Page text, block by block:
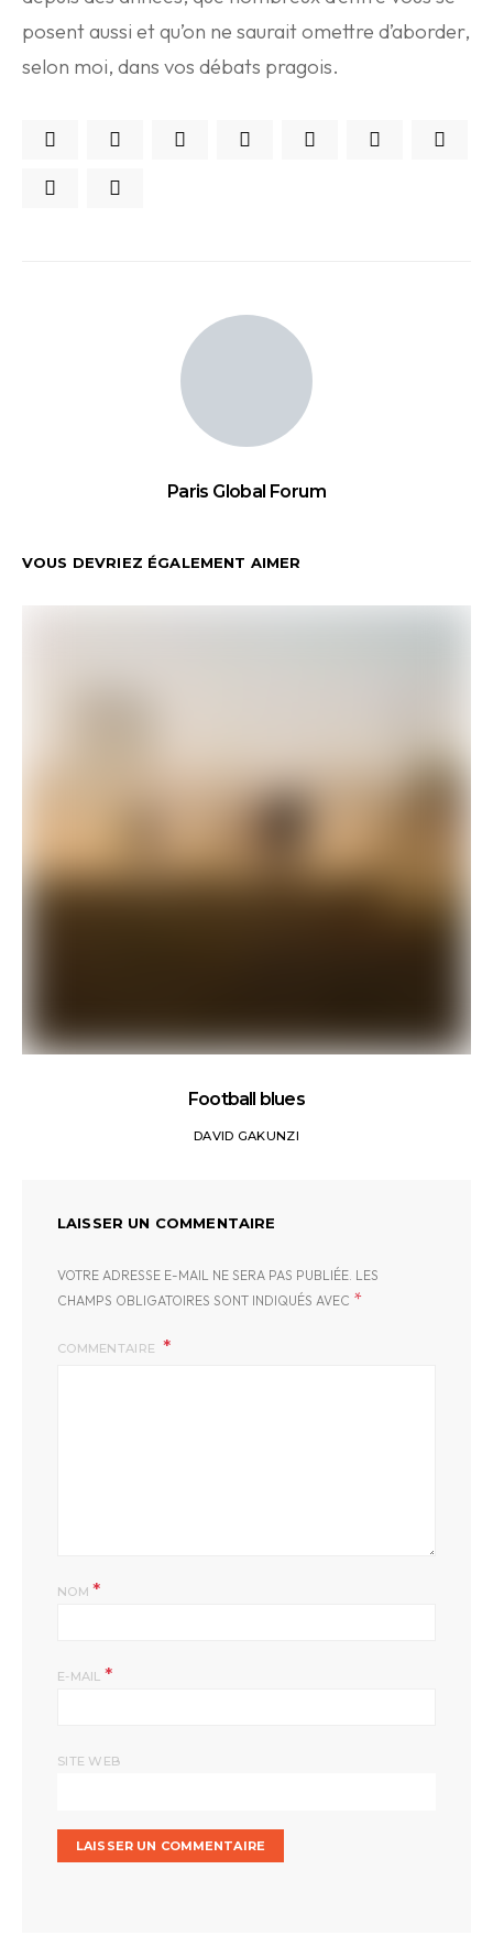
posent aussi et qu’on ne saurait omettre d’aborder,
selon moi, dans vos débats pragois.
Paris Global Forum
VOUS DEVRIEZ ÉGALEMENT AIMER
Football blues
DAVID GAKUNZI
LAISSER UN COMMENTAIRE
VOTRE ADRESSE E-MAIL NE SERA PAS PUBLIÉE. LES
CHAMPS OBLIGATOIRES SONT INDIQUÉS AVEC *
COMMENTAIRE
NOM*
E-MAIL *
SITE WEB